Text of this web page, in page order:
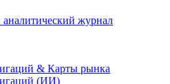
аналитический журнал